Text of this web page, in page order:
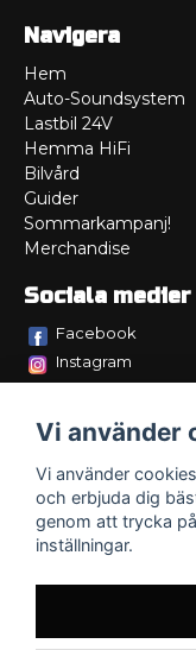
Navigera
Hem
Auto-Soundsystem
Lastbil 24V
Hemma HiFi
Bilvård
Guider
Sommarkampanj!
Merchandise
Sociala medier
Facebook
Instagram
Vi använder
Vi använder
och erbjuda dig
genom att trycka
inställningar.